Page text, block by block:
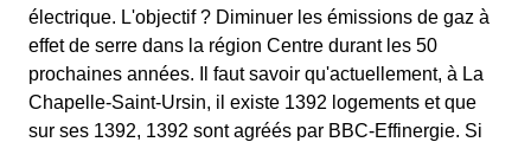
électrique. L'objectif ? Diminuer les émissions de gaz à
effet de serre dans la région Centre durant les 50
prochaines années. Il faut savoir qu'actuellement, à La
Chapelle-Saint-Ursin, il existe 1392 logements et que
sur ses 1392, 1392 sont agréés par BBC-Effinergie. Si